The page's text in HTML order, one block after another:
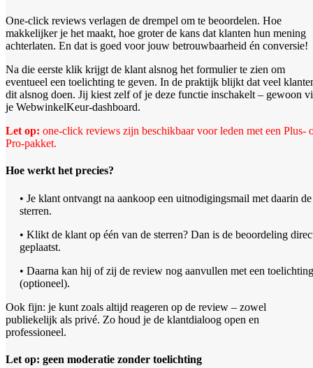
One-click reviews verlagen de drempel om te beoordelen. Hoe
makkelijker je het maakt, hoe groter de kans dat klanten hun mening
achterlaten. En dat is goed voor jouw betrouwbaarheid én conversie!
Na die eerste klik krijgt de klant alsnog het formulier te zien om
eventueel een toelichting te geven. In de praktijk blijkt dat veel
dit alsnog doen. Jij kiest zelf of je deze functie inschakelt – gewoon
je WebwinkelKeur-dashboard.
Let op: one-click reviews zijn beschikbaar voor leden met een Plus-
Pro-pakket.
Hoe werkt het precies?
• Je klant ontvangt na aankoop een uitnodigingsmail met daarin de
sterren.
• Klikt de klant op één van de sterren? Dan is de beoordeling
geplaatst.
• Daarna kan hij of zij de review nog aanvullen met een toelichting
(optioneel).
Ook fijn: je kunt zoals altijd reageren op de review – zowel
publiekelijk als privé. Zo houd je de klantdialoog open en
professioneel.
Let op: geen moderatie zonder toelichting